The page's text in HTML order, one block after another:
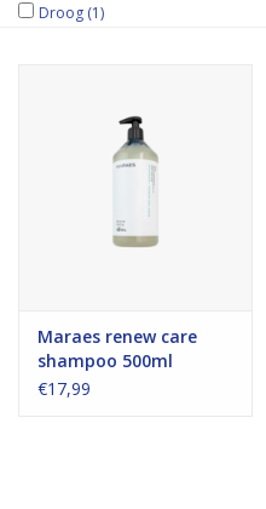
Droog (1)
Maraes renew care
shampoo 500ml
€17,99